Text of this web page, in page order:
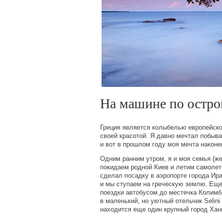
На машине по
Греция является колыбелью
своей красотой. Я давно мечтал
и вот в прошлом году моя мечта
Одним ранним утром, я и моя семья (
покидаем родной Киев и летим
сделал посадку в аэропорте города
и мы ступаем на греческую землю.
поездки автобусом до местечка
в маленький, но уютный отельчик
находится еще один крупный город